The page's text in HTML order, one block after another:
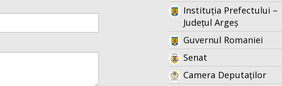
Instituția Prefectului –
Județul Argeș
Guvernul Romaniei
Senat
Camera Deputaților